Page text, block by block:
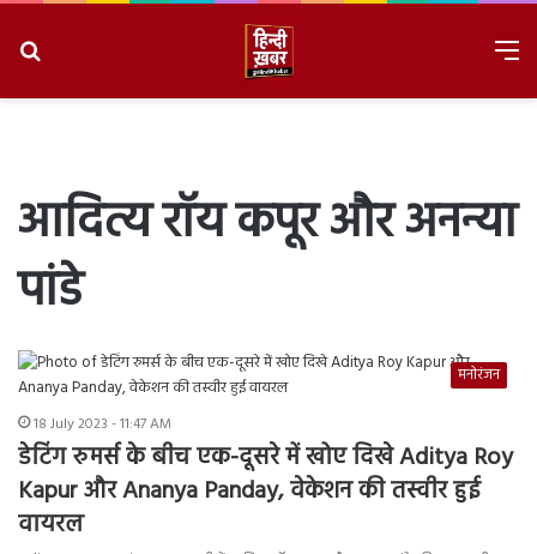
आदित्य रॉय कपूर और अनन्या
पांडे
मनोरंजन
18 July 2023 - 11:47 AM
डेटिंग रुमर्स के बीच एक-दूसरे में खोए दिखे Aditya Roy
Kapur और Ananya Panday, वेकेशन की तस्वीर हुई
वायरल